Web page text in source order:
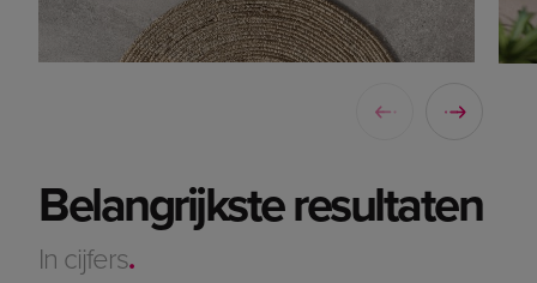
Belangrijkste resultaten
In cijfers.